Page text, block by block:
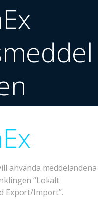
använda meddelandena
“Lokalt
Export/Import”.